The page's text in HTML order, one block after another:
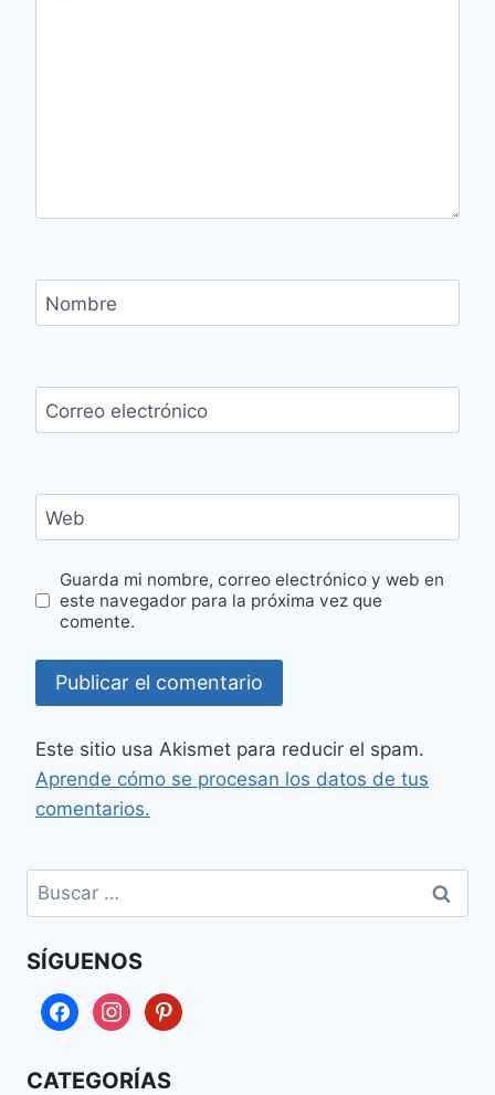
Nombre
Correo electrónico
Web
Guarda mi nombre, correo electrónico y web en
este navegador para la próxima vez que
comente.
Este sitio usa Akismet para reducir el spam.
Aprende cómo se procesan los datos de tus
comentarios.
Buscar:
SÍGUENOS
facebookinstagrampinterest
CATEGORÍAS